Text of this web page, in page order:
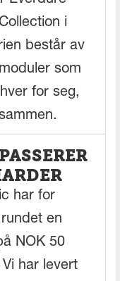
i
består av
som
for seg,
har for
en
NOK 50
har levert